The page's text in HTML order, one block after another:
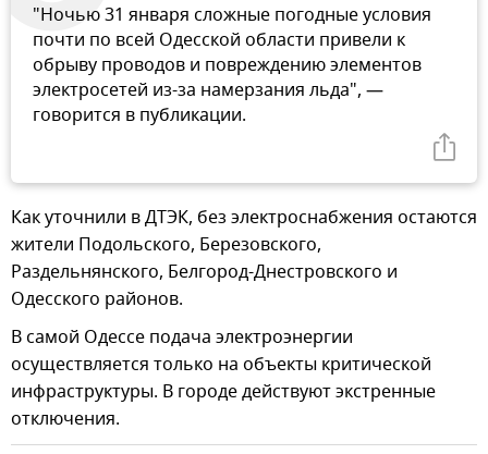
"Ночью 31 января сложные погодные условия
почти по всей Одесской области привели к
обрыву проводов и повреждению элементов
электросетей из-за намерзания льда", —
говорится в публикации.
Как уточнили в ДТЭК, без электроснабжения остаются
жители Подольского, Березовского,
Раздельнянского, Белгород-Днестровского и
Одесского районов.
В самой Одессе подача электроэнергии
осуществляется только на объекты критической
инфраструктуры. В городе действуют экстренные
отключения.